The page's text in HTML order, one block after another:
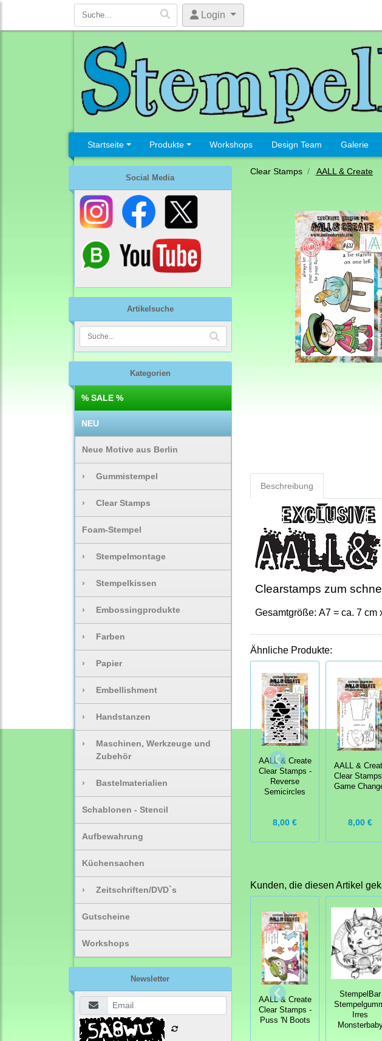
Login
Startseite Produkte Workshops Design Team Galerie
Social Media
Artikelsuche
Kategorien
% SALE %
NEU
Neue Motive aus Berlin
› Gummistempel
› Clear Stamps
Foam-Stempel
› Stempelmontage
› Stempelkissen
› Embossingprodukte
› Farben
› Papier
› Embellishment
› Handstanzen
›
Maschinen, Werkzeuge und
Zubehör
› Bastelmaterialien
Schablonen - Stencil
Aufbewahrung
Küchensachen
› Zeitschriften/DVD`s
Gutscheine
Workshops
Newsletter
Clear Stamps AALL & Create
Beschreibung
Clearstamps zum
Gesamtgröße: A7 = ca. 7 cm
Ähnliche Produkte:
AALL & Create
Clear Stamps -
Reverse
Semicircles
8,00 €
AALL &
Clear
Game
8,00 €
Kunden, die diesen Artikel
AALL & Create
Clear Stamps -
Puss 'N Boots
StempelBar
Irres